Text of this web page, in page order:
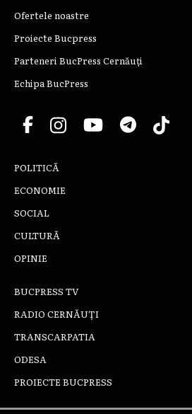
Ofertele noastre
Proiecte Bucpress
Parteneri BucPress Cernăuți
Echipa BucPress
POLITICĂ
ECONOMIE
SOCIAL
CULTURĂ
OPINIE
BUCPRESS TV
RADIO CERNĂUȚI
TRANSCARPATIA
ODESA
PROIECTE BUCPRESS